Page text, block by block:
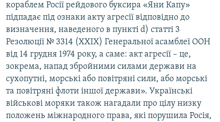
кораблем Росії рейдового буксира «Яни Капу»
підпадає під ознаки акту агресії відповідно до
визначення, наведеного в пункті d) статті 3
Резолюції № 3314 (ХХIХ) Генеральної асамблеї ООН
від 14 грудня 1974 року, а саме: акт агресії – це,
зокрема, напад збройними силами держави на
сухопутні, морські або повітряні сили, або морські
та повітряні флоти іншої держави». Українські
військові моряки також нагадали про цілу низку
положень міжнародного права, які порушила Росія,